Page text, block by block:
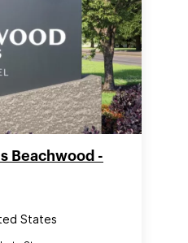
Beachwood -
States